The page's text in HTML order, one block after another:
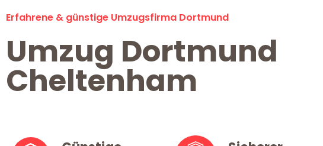
Erfahrene & günstige Umzugsfirma Dortmund
Umzug Dortmund
Cheltenham